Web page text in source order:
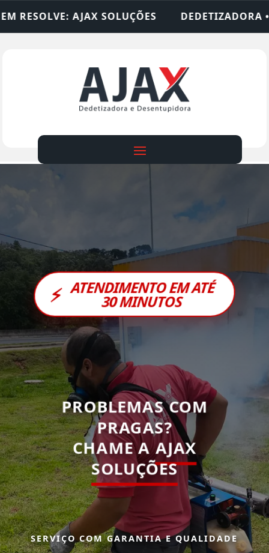
DEDETIZADORA • DESENTUPIDORA •
⚡ ATENDIMENTO EM ATÉ
30 MINUTOS
PROBLEMAS COM
PRAGAS?
CHAME AAJAX
SOLUÇÕES
SERVIÇO COM GARANTIA E QUALIDADE